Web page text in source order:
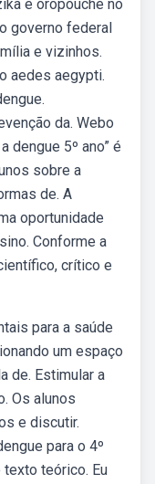
e oropouche no
governo federal
e vizinhos.
aedes aegypti.
da. Webo
dengue 5º ano” é
sobre a
de. A
oportunidade
Conforme a
crítico e
para a saúde
um espaço
de. Estimular a
Os alunos
e discutir.
para o 4º
texto teórico. Eu